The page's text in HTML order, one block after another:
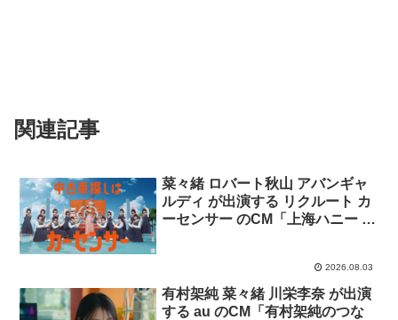
関連記事
菜々緒 ロバート秋山 アバンギャ
ルディ が出演する リクルート カ
ーセンサー のCM「上海ハニー ナ
2026.08.03
有村架純 菜々緒 川栄李奈 が出演
する au のCM「有村架純のつな